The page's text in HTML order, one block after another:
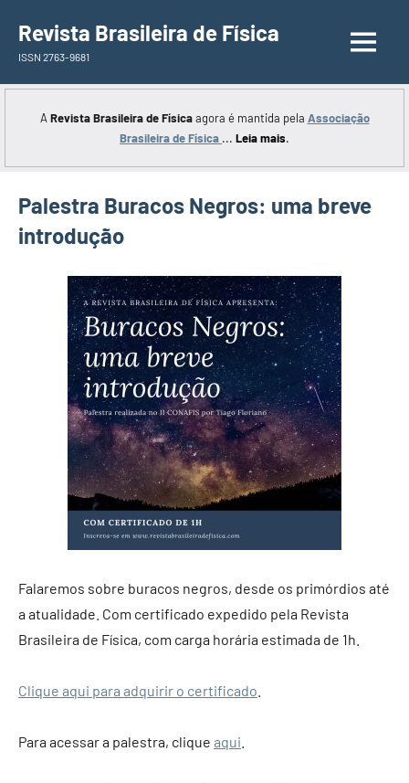
para
conteúdo
Revista Brasileira de Física
ISSN 2763-9681
A Revista Brasileira de Físicaagora é mantida pela Associação
Brasileira de Física ... Leia mais.
Palestra Buracos Negros: uma breve
introdução
Falaremos sobre buracos negros, desde os primórdios até
a atualidade. Com certificado expedido pela Revista
Brasileira de Física, com carga horária estimada de 1h.
Clique aqui para adquirir o certificado
Para acessar a palestra, clique aqui